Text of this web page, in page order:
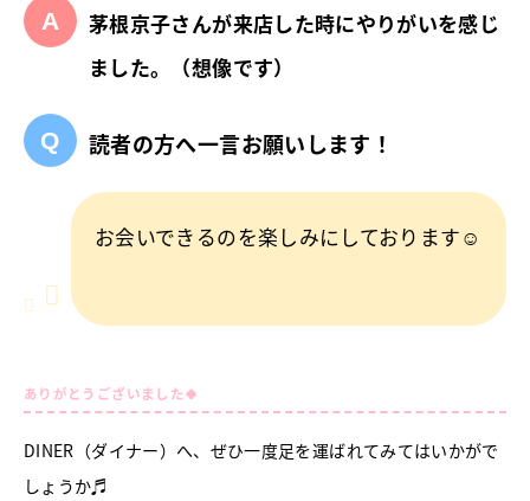
茅根京子さんが来店した時にやりがいを感じ
ました。（想像です）
読者の方へ一言お願いします！
お会いできるのを楽しみにしております☺
ありがとうございました🍀
DINER（ダイナー）へ、ぜひ一度足を運ばれてみてはいかがで
しょうか♬